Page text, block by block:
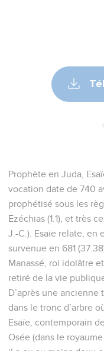
Prophète en Juda,
vocation date de 740
prophétisé sous les
Ezéchias (1.1), et très
J.-C.). Esaïe relate, en
survenue en 681
Manassé, roi idolâtre
retiré de la vie
D’après une
dans le tronc d’arbre
Esaïe, contemporain
Osée (dans le